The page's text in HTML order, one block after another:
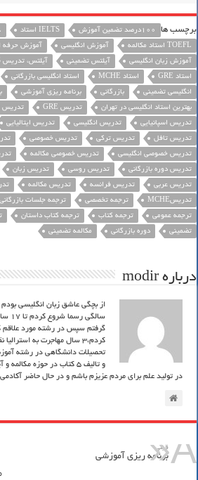
برچسب ها 100درصد تضمین آموزش IELTS استاد
TOEFL استاد مکالمه
آموزش انگلیسی آموزش حرفه
آموزش زبان انگلیسی
آیلتس تضمینی آیلتس، تدریس IELTS
استاد GRE
استاد MCHE استاد انگلیسی بازرگانی
انگلیسی تضمینی
بازرگانی برنامه ریزی آموزشی
بهترین استاد انگلیسی در تهران
تدریس GRE تدریس
تدریس اسپانیایی
تدریس انگلیسی تدریس ایتالیایی
تدریس تافل
تدریس ترکی تدریس خصوصی
تدریس خصوصی انگلیسی
تدریس خصوصی مکالمه
تدریس دوره بازرگانی
تدریس روسی تدریس زبان
تدریس عربی
تدریس فرانسه تدریس مکالمه
تدریسMCHE
ترجمه تخصصی ترجمه جلسات بازرگانی
ترجمه عمومی
ترجمه کتاب ترجمه کتاب داستان
تضمینی
دوره بازرگانی مکالمه تضمینی
درباره modir
گرفتم سپس در رشته مورد
کردم،3 سال مهاجرت به
و تالیف 5 کتاب در حوزه
در تولید علم برای مردم عزیزم باشم و در حال حاضر
قبلي
برنامه ریزی آموزشی